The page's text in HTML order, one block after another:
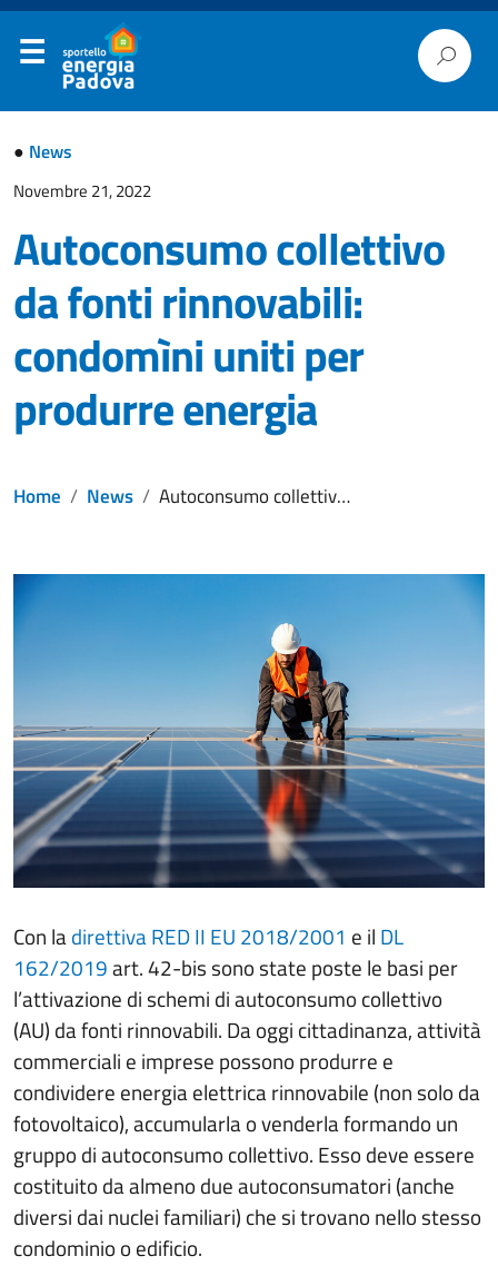
● News
Novembre 21, 2022
Autoconsumo collettivo
da fonti rinnovabili:
condomìni uniti per
produrre energia
Home News Autoconsumo collettivo da fonti rinnovabili: condomìni uniti per produrre energia
Con ladirettiva RED II EU 2018/2001 e il DL
162/2019art. 42-bis sono state poste le basi per
l’attivazione di schemi di autoconsumo collettivo
(AU) da fonti rinnovabili. Da oggi cittadinanza, attività
commerciali e imprese possono produrre e
condividere energia elettrica rinnovabile (non solo da
fotovoltaico), accumularla o venderla formando un
gruppo di autoconsumo collettivo. Esso deve essere
costituito da almeno due autoconsumatori (anche
diversi dai nuclei familiari) che si trovano nello stesso
condominio o edificio.